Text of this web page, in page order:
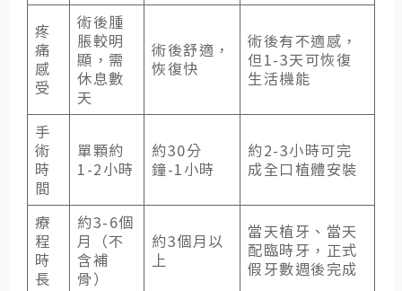
疼
痛
感
受
術後腫
脹較明
顯，需
休息數
天
術後舒適，
恢復快
術後有不適感，
但1-3天可恢復
生活機能
手
術
時
間
單顆約
1-2小時
約30分
鐘-1小時
約2-3小時可完
成全口植體安裝
療
程
時
長
約3-6個
月（不
含補
骨）
約3個月以
上
當天植牙、當天
配臨時牙，正式
假牙數週後完成